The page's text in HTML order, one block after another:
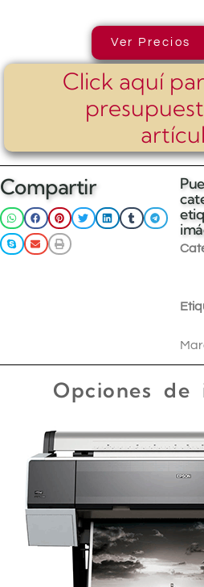
Ver Precios
Click aquí
Compartir
Opciones de